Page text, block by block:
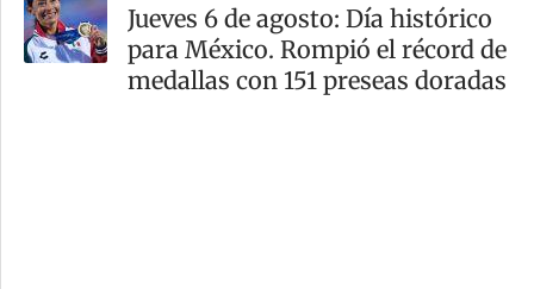
Jueves 6 de agosto: Día histórico
para México. Rompió el récord de
medallas con 151 preseas doradas